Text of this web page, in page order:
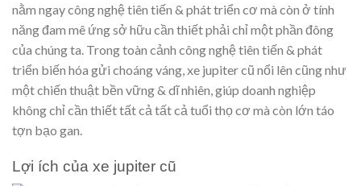
nằm ngay công nghệ tiên tiến & phát triển cơ mà còn ở tính
năng đam mê ứng sở hữu cần thiết phải chỉ một phần đông
của chúng ta. Trong toàn cảnh công nghệ tiên tiến & phát
triển biến hóa gửi choáng váng, xe jupiter cũ nổi lên cũng như
một chiến thuật bền vững & dĩ nhiên, giúp doanh nghiệp
không chỉ cần thiết tất cả tất cả tuổi thọ cơ mà còn lớn táo
tợn bạo gan.
Lợi ích của xe jupiter cũ